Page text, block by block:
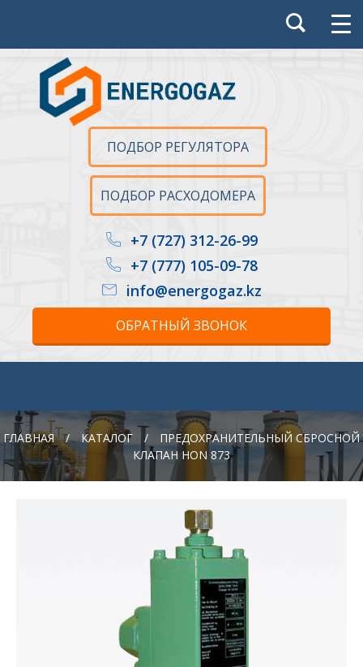
ПОДБОР РЕГУЛЯТОРА
ПОДБОР РАСХОДОМЕРА
+7 (727) 312-26-99
+7 (777) 105-09-78
info@energogaz.kz
ОБРАТНЫЙ ЗВОНОК
ГЛАВНАЯ / КАТАЛОГ /
ПРЕДОХРАНИТЕЛЬНЫЙ СБРОСНОЙ
КЛАПАН HON 873